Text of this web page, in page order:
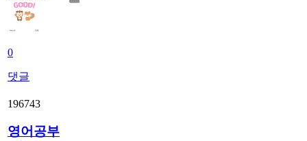
0
댓글
196743
영어공부